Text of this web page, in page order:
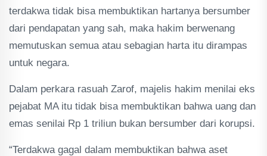
terdakwa tidak bisa membuktikan hartanya bersumber
dari pendapatan yang sah, maka hakim berwenang
memutuskan semua atau sebagian harta itu dirampas
untuk negara.
Dalam perkara rasuah Zarof, majelis hakim menilai eks
pejabat MA itu tidak bisa membuktikan bahwa uang dan
emas senilai Rp 1 triliun bukan bersumber dari korupsi.
“Terdakwa gagal dalam membuktikan bahwa aset